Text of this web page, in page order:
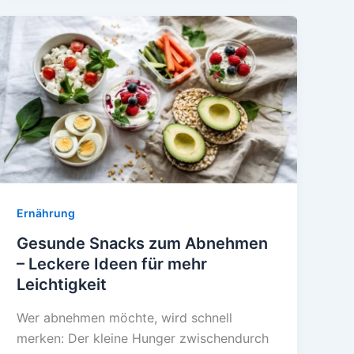
unterwegs
Büro
–
Energie
für
Zwischendurch
Ernährung
Gesunde Snacks zum Abnehmen
– Leckere Ideen für mehr
Leichtigkeit
Wer abnehmen möchte, wird schnell
merken: Der kleine Hunger zwischendurch